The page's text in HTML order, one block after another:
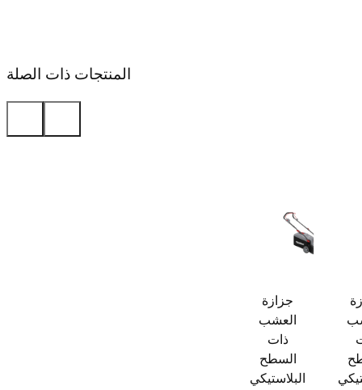
المنتجات ذات الصلة
جزازة
العشب
ذات
السطح
البلاستيكي